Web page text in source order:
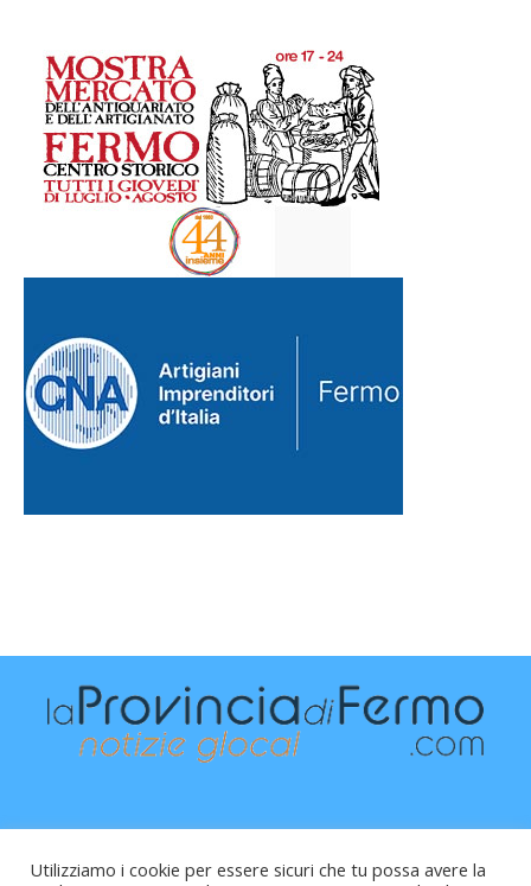
Utilizziamo i cookie per essere sicuri che tu possa avere la